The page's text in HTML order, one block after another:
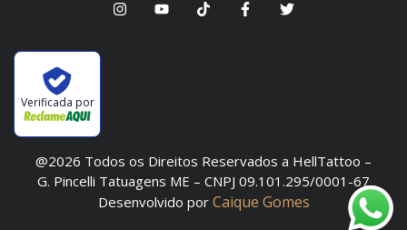
Verificada por
@2026 Todos os Direitos Reservados a HellTattoo –
G. Pincelli Tatuagens ME – CNPJ 09.101.295/0001-67
Desenvolvido por Caique Gomes